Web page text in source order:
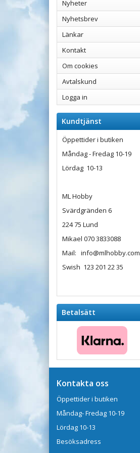
Nyheter
Nyhetsbrev
Länkar
Kontakt
Om cookies
Avtalskund
Logga in
Kundtjänst
Öppettider i butiken
Måndag - Fredag 10-19
Lördag 10-13
ML Hobby
Svärdgränden 6
224 75 Lund
Mikael 070 3833088
Mail: info@mlhobby.com
Swish 123 201 22 35
Betalsätt
Kontakta oss
Öppettider i butiken
Måndag- Fredag 10-19
Lördag 10-13
Besöksadress